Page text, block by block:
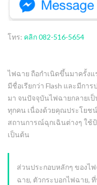
โทร: คลิก 082-516-5654
ไฟฉาย ถือกำเนิดขึ้นมาครั้ง
มีชื่อเรียกว่า Flash และมีก
มา จนปัจจุบันไฟฉายกลายเ
ทุกคน เนื่องด้วยคุณประโยช
สถานการณ์ฉุกเฉินต่างๆ ใช้
เป็นต้น
ส่วนประกอบหลักๆ ของไ
ฉาย, ตัวกระบอกไฟฉาย,